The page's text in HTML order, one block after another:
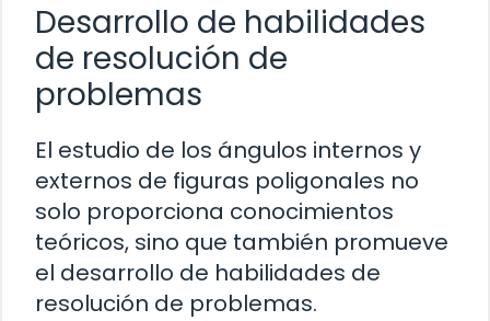
Desarrollo de habilidades
de resolución de
problemas
El estudio de los ángulos internos y
externos de figuras poligonales no
solo proporciona conocimientos
teóricos, sino que también promueve
el desarrollo de habilidades de
resolución de problemas.